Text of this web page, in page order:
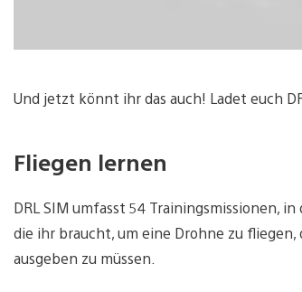
Und jetzt könnt ihr das auch! Ladet euch
Fliegen lernen
DRL SIM umfasst 54 Trainingsmissionen,
die ihr braucht, um eine Drohne zu
ausgeben zu müssen.